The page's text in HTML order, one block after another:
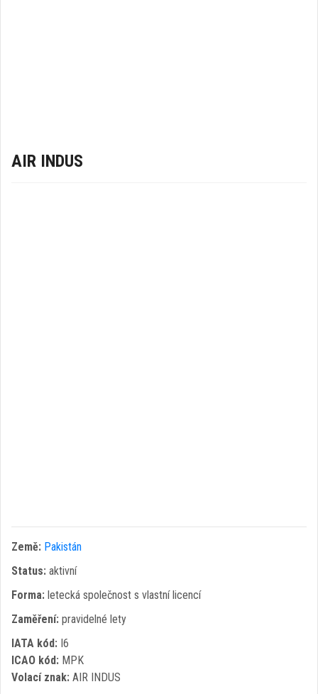
AIR INDUS
Země: Pakistán
Status: aktivní
Forma: letecká společnost s vlastní licencí
Zaměření: pravidelné lety
IATA kód: I6
ICAO kód: MPK
Volací znak: AIR INDUS